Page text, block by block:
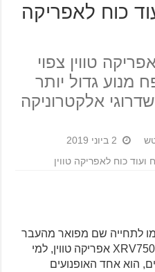
כוח לאפריקה
ההונדה CRF1000L אפריקה טווין צפוי
בשנת 2020 נפח מנוע גדול יותר
אלקטרוניקה
2 ביוני 2019
ועוד כוח לאפריקה טווין
הקימו לתחייה שם מפואר מהעבר
. ה-XRV750 אפריקה טווין, למי
הוא אחד האופנועים